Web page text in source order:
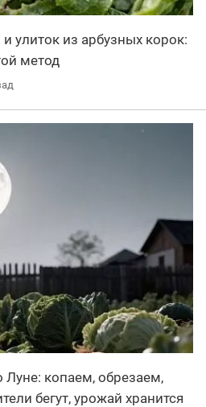
улиток из арбузных корок:
метод
Луне: копаем, обрезаем,
бегут, урожай хранится